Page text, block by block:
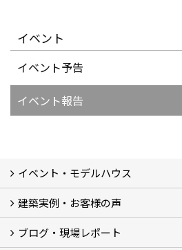
イベント
イベント予告
イベント報告
イベント・モデルハウス
イベント
モデルハウス見学
建築実例・お客様の声
建築実例
お客様の声
ブログ・現場レポート